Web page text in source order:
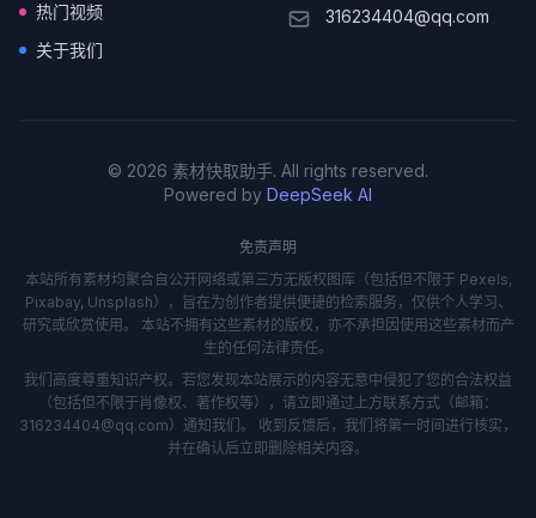
热门视频
关于我们
316234404@qq.com
© 2026 素材快取助手. All rights reserved.
Powered by DeepSeek AI
免责声明
本站所有素材均聚合自公开网络或第三方无版权图库（包括但不限于 Pexels,
Pixabay, Unsplash），旨在为创作者提供便捷的检索服务，仅供个人学习、
研究或欣赏使用。 本站不拥有这些素材的版权，亦不承担因使用这些素材而产
生的任何法律责任。
我们高度尊重知识产权。若您发现本站展示的内容无意中侵犯了您的合法权益
（包括但不限于肖像权、著作权等），请立即通过上方联系方式（邮箱：
316234404@qq.com）通知我们。 收到反馈后，我们将第一时间进行核实，
并在确认后立即删除相关内容。